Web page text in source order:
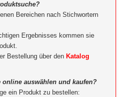
Bereichen nach Stichwortern
Ergebnisses kommen sie
Bestellung über den Katalog
online auswählen und kaufen?
ein Produkt zu bestellen: